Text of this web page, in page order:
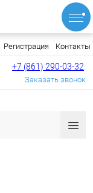
Регистрация Контакты
+7 (861) 290-03-32
Заказать звонок